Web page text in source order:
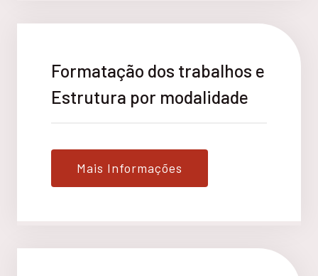
Formatação dos trabalhos e
Estrutura por modalidade
Mais Informações